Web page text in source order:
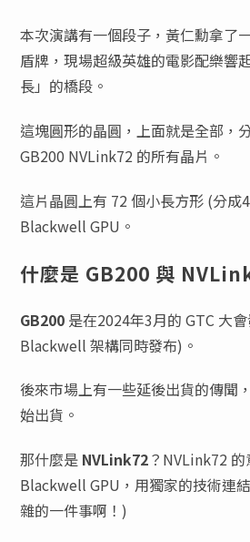
本次演講有一個段子，黃仁勳拿了
盾牌，現場超級英雄的電影配樂響
長」的橋段。
這塊圓形的晶圓，上面就是全部，
GB200 NVLink72 的所有晶片。
這片晶圓上有 72 個小長方形 (分成
Blackwell GPU。
什麼是 GB200 與
GB200是在2024年3月的 GTC 大
Blackwell 架構同時發布)。
後來市場上有一些延後出貨的傳聞
始出貨。
那什麼是 NVLink72？NVLink72
Blackwell GPU，用獨家的技術連
雜的一件事啊！)